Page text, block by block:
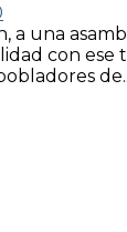
a una
con